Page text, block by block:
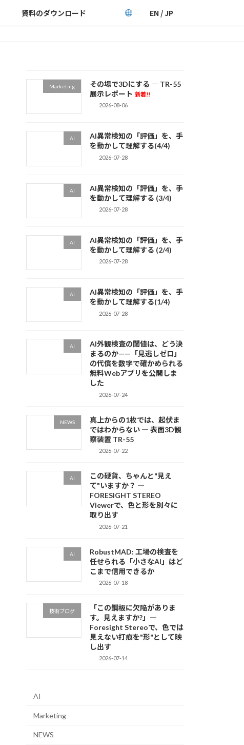
資料のダウンロード EN / JP
Marketing
その場で3Dにする ― TR-55
展示レポート 新着!!
2026-08-06
AI
AI異常検知の「評価」を、手
を動かして理解する(4/4)
2026-07-28
AI
AI異常検知の「評価」を、手
を動かして理解する (3/4)
2026-07-28
AI
AI異常検知の「評価」を、手
を動かして理解する (2/4)
2026-07-28
AI
AI異常検知の「評価」を、手
を動かして理解する(1/4)
2026-07-28
AI
AI外観検査の閾値は、どう決
まるのか——「見逃しゼロ」
の代償を数字で確かめられる
無料Webアプリを公開しま
した
2026-07-24
NEWS
真上からの1枚では、起伏ま
ではわからない ― 表面3D観
察装置 TR-55
2026-07-22
AI
この硬貨、ちゃんと"見え
て"いますか？ ―
FORESIGHT STEREO
Viewerで、色と形を別々に
取り出す
2026-07-21
AI
RobustMAD: 工場の検査を
任せられる「小さなAI」はど
こまで信用できるか
2026-07-18
技術ブログ
「この鋼板に欠陥がありま
す。見えますか?」―
Foresight Stereoで、色では
見えない打痕を"形"として映
し出す
2026-07-14
AI
Marketing
NEWS